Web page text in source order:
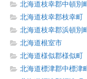
北海道枝幸郡中頓別町
北海道枝幸郡枝幸町
北海道枝幸郡浜頓別町
北海道根室市
北海道様似郡様似町
北海道標津郡中標津町